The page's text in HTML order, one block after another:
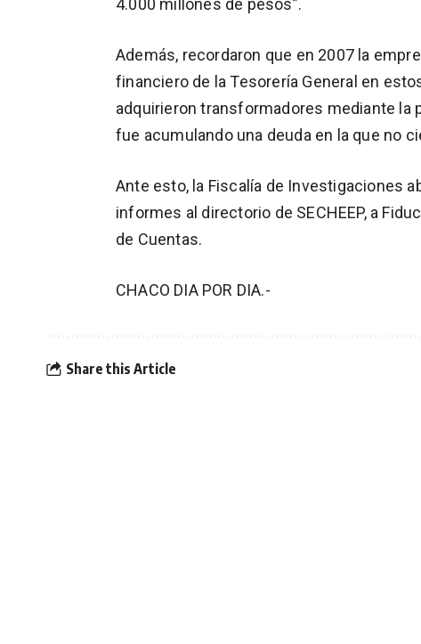
4.000 millones de pesos”.
Además, recordaron que en 2007 la
financiero de la Tesorería General en
adquirieron transformadores mediante la
fue acumulando una deuda en la que no
Ante esto, la Fiscalía de Investigaciones
informes al directorio de SECHEEP, a
de Cuentas.
CHACO DIA POR DIA.-
Share this Article